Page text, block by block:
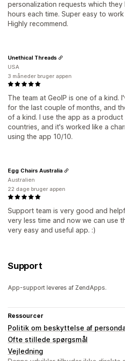
personalization requests which
hours each time. Super easy to
Highly recommend.
The team at GeoIP is one of a kind.
for the last couple of months, and
of a kind. I use the app as a
countries, and it's worked like a
using the app 10/10.
Unethical Threads
USA
3 måneder bruger appen
Support team is very good and
very less time and now we can use
very easy and useful app. :)
Egg Chairs Australia
Australien
22 dage bruger appen
Support
App-support leveres af ZendApps.
Ressourcer
Politik om beskyttelse af
Ofte stillede spørgsmål
Vejledning